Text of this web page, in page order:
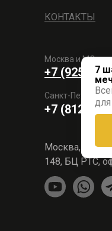
7
КОНТАКТЫ
+7 (925)
Москва,
148, БЦ РТС,
Москва и МО
Санкт-
+7 (812)